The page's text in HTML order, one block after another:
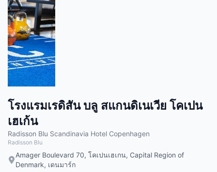
โรงแรมเรดิสัน บลู สแกนดิเนเวีย โคเปน
เฮเก้น
Radisson Blu Scandinavia Hotel Copenhagen
Radisson Blu
Amager Boulevard 70, โคเปนเฮเกน, Capital Region of
Denmark, เดนมาร์ก